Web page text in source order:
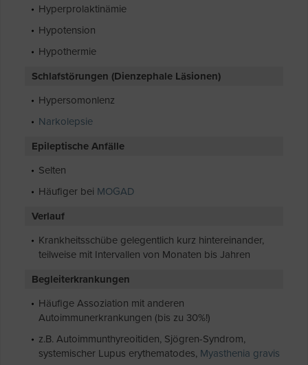
Hyperprolaktinämie
Hypotension
Hypothermie
Schlafstörungen (Dienzephale Läsionen)
Hypersomonlenz
Narkolepsie
Epileptische Anfälle
Selten
Häufiger bei MOGAD
Verlauf
Krankheitsschübe gelegentlich kurz hintereinander,
teilweise mit Intervallen von Monaten bis Jahren
Begleiterkrankungen
Häufige Assoziation mit anderen
Autoimmunerkrankungen (bis zu 30%!)
z.B. Autoimmunthyreoitiden, Sjögren-Syndrom,
systemischer Lupus erythematodes, Myasthenia gravis